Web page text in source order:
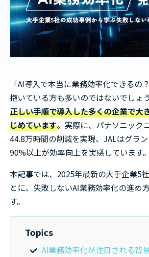
「AI導入で本当に業務効率化できるの
抱いている方も多いのではないでしょ
正しい手順で導入した多くの企業で大
じめています。実際に、パナソニック
44.8万時間の削減を実現、JALはグラ
90%以上が効率向上を実感しています。
本記事では、2025年最新の大手企業5
とに、失敗しないAI業務効率化の進め
す。
Topics
AI業務効率化が注目される背